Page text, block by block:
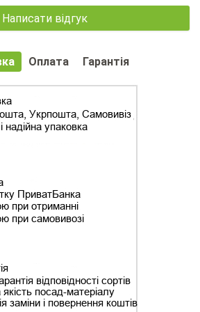
Написати відгук
Оплата Гарантія